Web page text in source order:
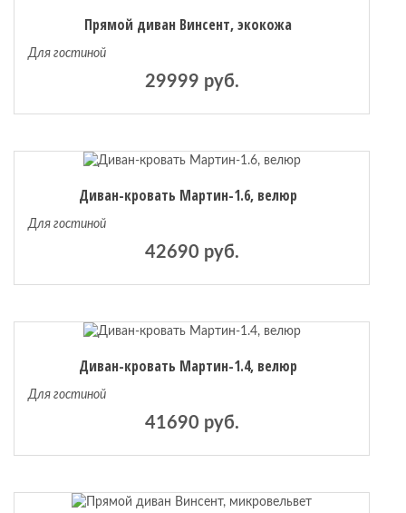
Прямой диван Винсент, экокожа
Для гостиной
29999 руб.
Диван-кровать Мартин-1.6, велюр
Для гостиной
42690 руб.
Диван-кровать Мартин-1.4, велюр
Для гостиной
41690 руб.